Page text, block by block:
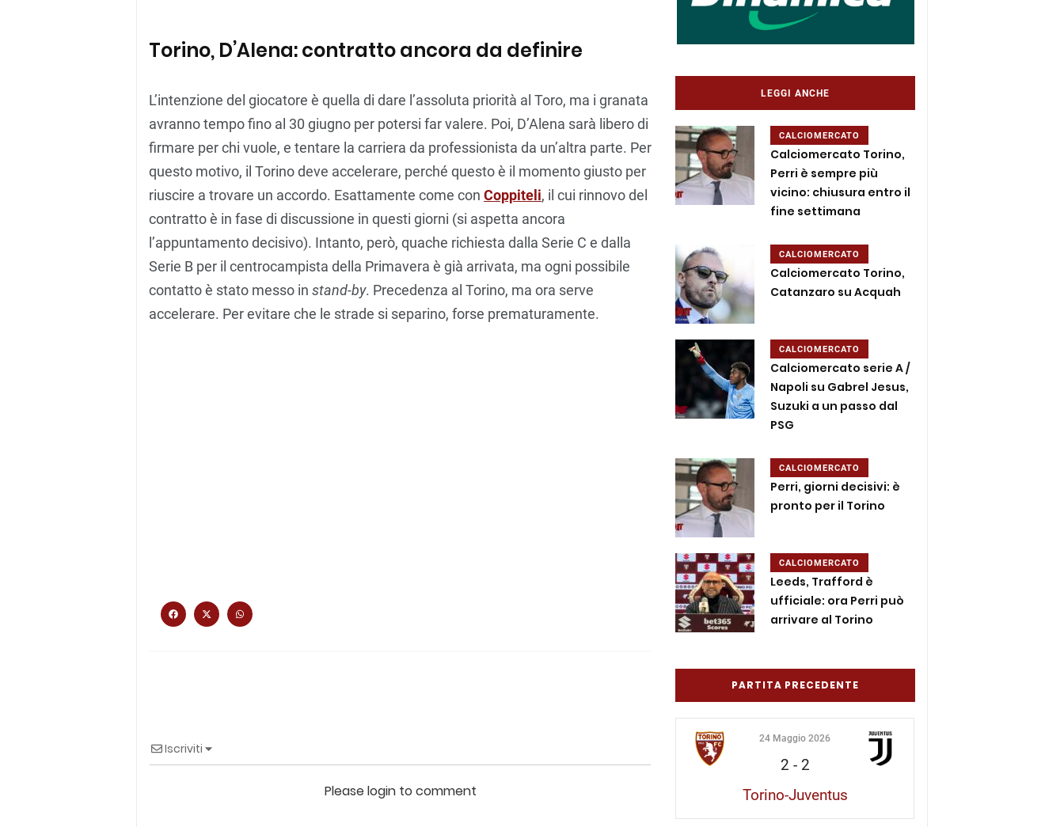
Torino, D’Alena: contratto ancora da definire
L’intenzione del giocatore è quella di dare l’assoluta priorità al Toro, ma i granata
avranno tempo fino al 30 giugno per potersi far valere. Poi, D’Alena sarà libero di
firmare per chi vuole, e tentare la carriera da professionista da un’altra parte. Per
questo motivo, il Torino deve accelerare, perché questo è il momento giusto per
riuscire a trovare un accordo. Esattamente come con Coppiteli, il cui rinnovo del
contratto è in fase di discussione in questi giorni (si aspetta ancora
l’appuntamento decisivo). Intanto, però, quache richiesta dalla Serie C e dalla
Serie B per il centrocampista della Primavera è già arrivata, ma ogni possibile
contatto è stato messo in stand-by. Precedenza al Torino, ma ora serve
accelerare. Per evitare che le strade si separino, forse prematuramente.
Iscriviti
Please login to comment
LEGGI ANCHE
CALCIOMERCATO
Calciomercato Torino,
Perri è sempre più
vicino: chiusura entro il
fine settimana
CALCIOMERCATO
Calciomercato Torino,
Catanzaro su Acquah
CALCIOMERCATO
Calciomercato serie A /
Napoli su Gabrel Jesus,
Suzuki a un passo dal
PSG
CALCIOMERCATO
Perri, giorni decisivi: è
pronto per il Torino
CALCIOMERCATO
Leeds, Trafford è
ufficiale: ora Perri può
arrivare al Torino
PARTITA PRECEDENTE
24 Maggio 2026
2 - 2
Torino-Juventus